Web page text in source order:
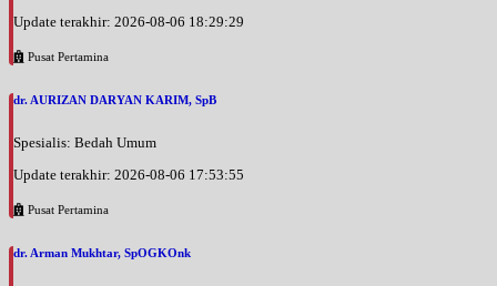
Update terakhir: 2026-08-06 18:29:29
Pusat Pertamina
dr. AURIZAN DARYAN KARIM, SpB
Spesialis: Bedah Umum
Update terakhir: 2026-08-06 17:53:55
Pusat Pertamina
dr. Arman Mukhtar, SpOGKOnk